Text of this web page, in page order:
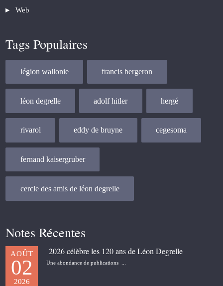
Web
Tags Populaires
légion wallonie francis bergeron
léon degrelle adolf hitler hergé
rivarol eddy de bruyne cegesoma
fernand kaisergruber
cercle des amis de léon degrelle
Notes Récentes
AOÛT
02
2026
2026 célèbre les 120 ans de Léon Degrelle
Une abondance de publications ...